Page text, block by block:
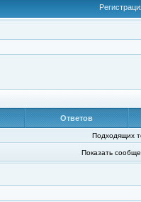
Ответов
Подходящих
Показать